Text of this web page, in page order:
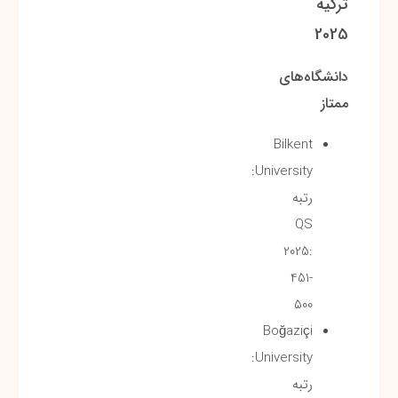
2025
دانشگاه‌های
ممتاز
Bilkent
University:
رتبه
QS
2025:
451-
500
Boğaziçi
University:
رتبه